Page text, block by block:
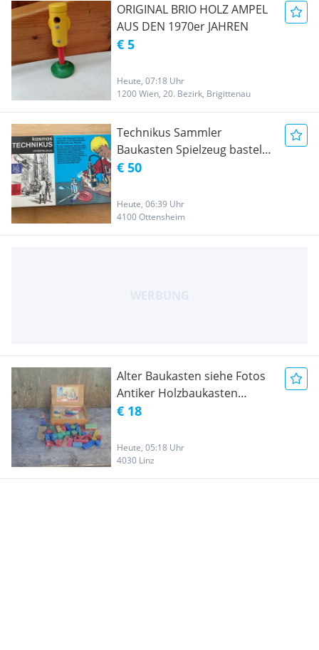
ORIGINAL BRIO HOLZ AMPEL
AUS DEN 1970er JAHREN
€ 5
Heute, 07:18 Uhr
1200 Wien, 20. Bezirk, Brigittenau
Technikus Sammler
Baukasten Spielzeug basteln
Lehrspielzeug
€ 50
Heute, 06:39 Uhr
4100 Ottensheim
Alter Baukasten siehe Fotos
Antiker Holzbaukasten
Holzbausteine
€ 18
Heute, 05:18 Uhr
4030 Linz